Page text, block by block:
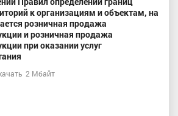
к организациям и объектам, на
розничная продажа
и розничная продажа
при оказании услуг
2 Мбайт